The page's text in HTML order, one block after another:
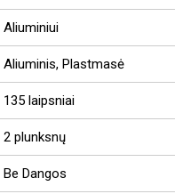
Aliuminiui
Aliuminis, Plastmasė
135 laipsniai
2 plunksnų
Be Dangos